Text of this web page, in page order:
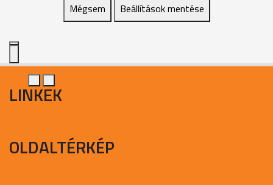
Mégsem Beállítások mentése
LINKEK
OLDALTÉRKÉP